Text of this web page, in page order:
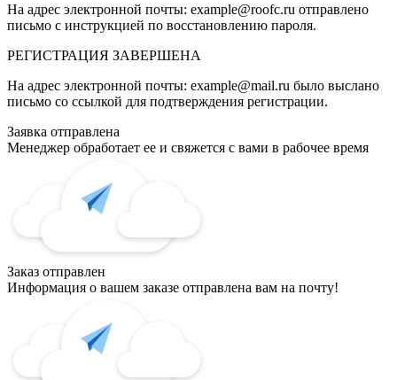
На адрес электронной почты: example@roofc.ru отправлено
письмо с инструкцией по восстановлению пароля.
РЕГИСТРАЦИЯ ЗАВЕРШЕНА
На адрес электронной почты: example@mail.ru было выслано
письмо со ссылкой для подтверждения регистрации.
Заявка отправлена
Менеджер обработает ее и свяжется с вами в рабочее время
Заказ отправлен
Информация о вашем заказе отправлена вам на почту!